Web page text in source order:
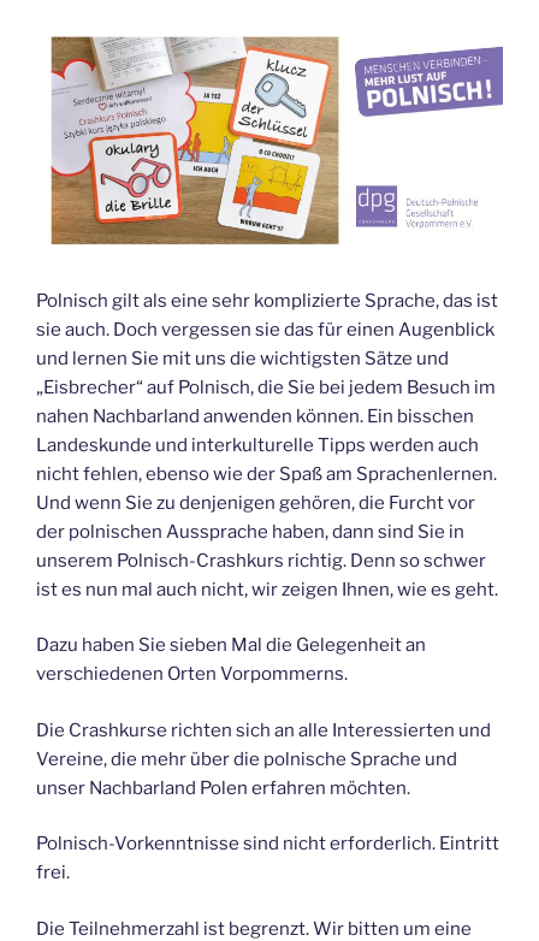
Polnisch gilt als eine sehr komplizierte Sprache, das ist
sie auch. Doch vergessen sie das für einen Augenblick
und lernen Sie mit uns die wichtigsten Sätze und
„Eisbrecher“ auf Polnisch, die Sie bei jedem Besuch im
nahen Nachbarland anwenden können. Ein bisschen
Landeskunde und interkulturelle Tipps werden auch
nicht fehlen, ebenso wie der Spaß am Sprachenlernen.
Und wenn Sie zu denjenigen gehören, die Furcht vor
der polnischen Aussprache haben, dann sind Sie in
unserem Polnisch-Crashkurs richtig. Denn so schwer
ist es nun mal auch nicht, wir zeigen Ihnen, wie es geht.
Dazu haben Sie sieben Mal die Gelegenheit an
verschiedenen Orten Vorpommerns.
Die Crashkurse richten sich an alle Interessierten und
Vereine, die mehr über die polnische Sprache und
unser Nachbarland Polen erfahren möchten.
Polnisch-Vorkenntnisse sind nicht erforderlich. Eintritt
frei.
Die Teilnehmerzahl ist begrenzt. Wir bitten um eine